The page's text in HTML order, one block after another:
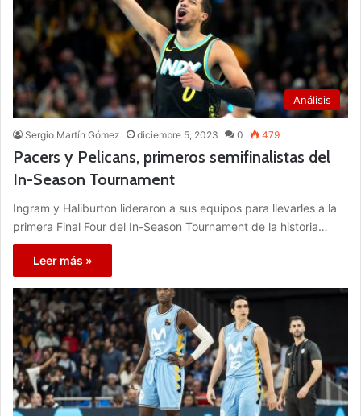
Análisis
Sergio Martín Gómez diciembre 5, 2023 0 479
Pacers y Pelicans, primeros semifinalistas del
In-Season Tournament
Ingram y Haliburton lideraron a sus equipos para llevarles a la
primera Final Four del In-Season Tournament de la historia…
Leer más »